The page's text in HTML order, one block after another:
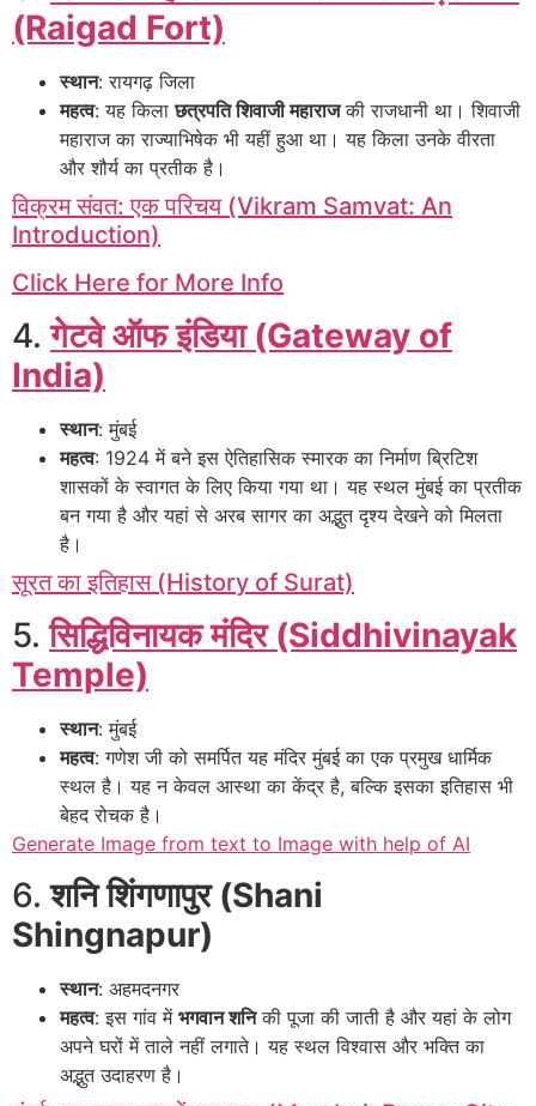
(Raigad Fort)
स्थान: रायगढ़ जिला
महत्व: यह किलाछत्रपति शिवाजी महाराजकी राजधानी था। शिवाजी
महाराज का राज्याभिषेक भी यहीं हुआ था। यह किला उनके वीरता
और शौर्य का प्रतीक है।
विक्रम संवत: एक परिचय (Vikram Samvat: An
Introduction)
Click Here for More Info
4.गेटवे ऑफ इंडिया (Gateway of
India)
स्थान: मुंबई
महत्व: 1924 में बने इस ऐतिहासिक स्मारक का निर्माण ब्रिटिश
शासकों के स्वागत के लिए किया गया था। यह स्थल मुंबई का प्रतीक
बन गया है और यहां से अरब सागर का अद्भुत दृश्य देखने को मिलता
है।
सूरत का इतिहास (History of Surat)
5.सिद्धिविनायक मंदिर (Siddhivinayak
Temple)
स्थान: मुंबई
महत्व: गणेश जी को समर्पित यह मंदिर मुंबई का एक प्रमुख धार्मिक
स्थल है। यह न केवल आस्था का केंद्र है, बल्कि इसका इतिहास भी
बेहद रोचक है।
Generate Image from text to Image with help of AI
6.शनि शिंगणापुर (Shani
Shingnapur)
स्थान: अहमदनगर
महत्व: इस गांव में भगवान शनिकी पूजा की जाती है और यहां के लोग
अपने घरों में ताले नहीं लगाते। यह स्थल विश्वास और भक्ति का
अद्भुत उदाहरण है।